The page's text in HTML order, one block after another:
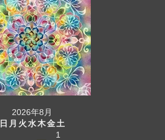
2026年8月
日 月 火水木金土
1